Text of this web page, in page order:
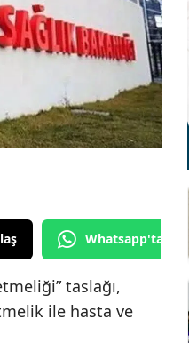
Whatsapp'tan
taslağı,
ile hasta ve